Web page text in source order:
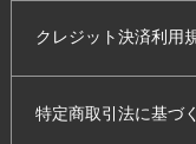
クレジット決済利用
特定商取引法に基づ